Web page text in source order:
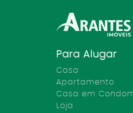
Para Alugar
Casa
Apartamento
Casa em
Loja